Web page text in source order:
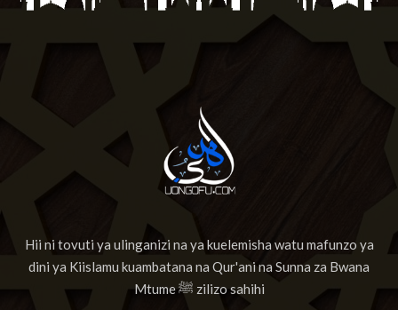
Hii ni tovuti ya ulinganizi na ya kuelemisha watu mafunzo ya
dini ya Kiislamu kuambatana na Qur'ani na Sunna za Bwana
Mtume ﷺ zilizo sahihi